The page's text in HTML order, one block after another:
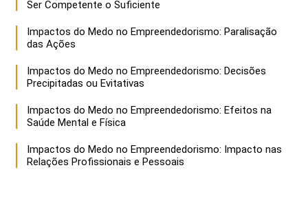
Ser Competente o Suficiente
Impactos do Medo no Empreendedorismo: Paralisação
das Ações
Impactos do Medo no Empreendedorismo: Decisões
Precipitadas ou Evitativas
Impactos do Medo no Empreendedorismo: Efeitos na
Saúde Mental e Física
Impactos do Medo no Empreendedorismo: Impacto nas
Relações Profissionais e Pessoais